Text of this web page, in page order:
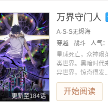
更新至184话
万界守门人
A·S·S无烬海
穿越
战斗 人气：
星球死亡，众神陨
类世界。黑暗时代
异世界，惊奇得发
开始阅读